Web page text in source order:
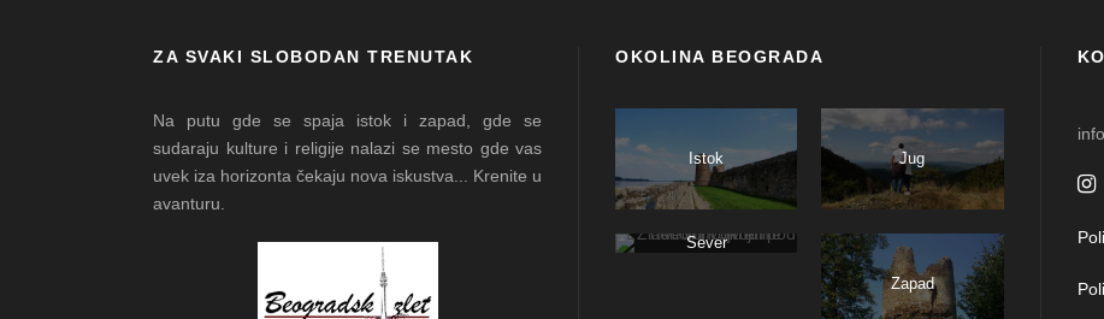
ZA SVAKI SLOBODAN TRENUTAK
Na putu gde se spaja istok i zapad, gde se
sudaraju kulture i religije nalazi se mesto gde vas
uvek iza horizonta čekaju nova iskustva... Krenite u
avanturu.
OKOLINA BEOGRADA
Istok Jug
Sever
Zapad